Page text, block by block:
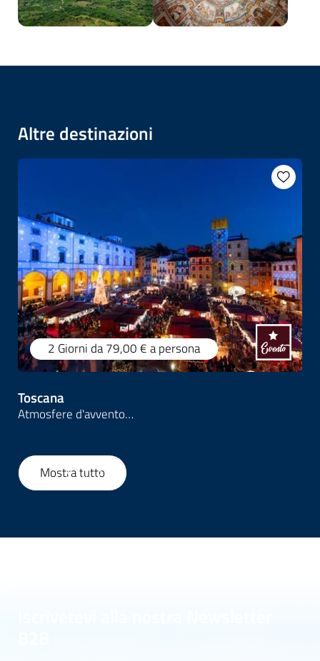
Altre destinazioni
2 Giorni da 79,00 €a persona
Toscana
Atmosfere d'avvento…
1 159
Mostra tutto